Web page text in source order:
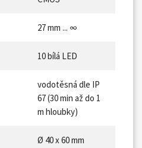
27 mm ... ∞
10 bílá LED
vodotěsná dle IP
67 (30 min až do 1
m hloubky)
Ø 40 x 60 mm